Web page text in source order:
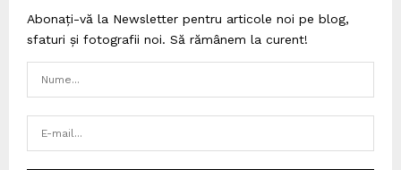
Abonați-vă la Newsletter pentru articole noi pe blog,
sfaturi și fotografii noi. Să rămânem la curent!